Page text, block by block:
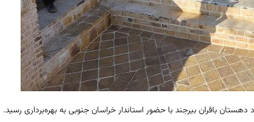
باقران بیرجند با حضور استاندار خراسان جنوبی به بهره‌برداری رسید.